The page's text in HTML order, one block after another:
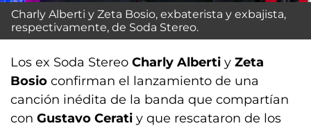
Charly Alberti y Zeta Bosio, exbaterista y exbajista,
respectivamente, de Soda Stereo.
Los ex Soda Stereo Charly Alberti y Zeta
Bosio confirman el lanzamiento de una
canción inédita de la banda que compartían
con Gustavo Cerati y que rescataron de los